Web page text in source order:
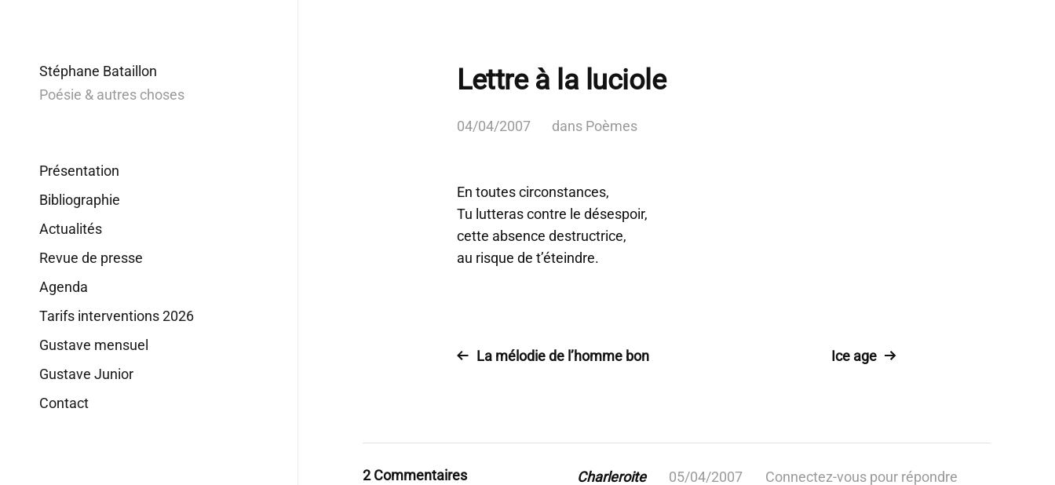
Stéphane Bataillon
Poésie & autres choses
Présentation
Bibliographie
Actualités
Revue de presse
Agenda
Tarifs interventions 2026
Gustave mensuel
Gustave Junior
Contact
Lettre à la luciole
04/04/2007 dans Poèmes
En toutes circonstances,
Tu lutteras contre le désespoir,
cette absence destructrice,
au risque de t’éteindre.
La mélodie de l’homme bon Ice age
2 Commentaires Charleroite 05/04/2007
Connectez-vous pour répondre